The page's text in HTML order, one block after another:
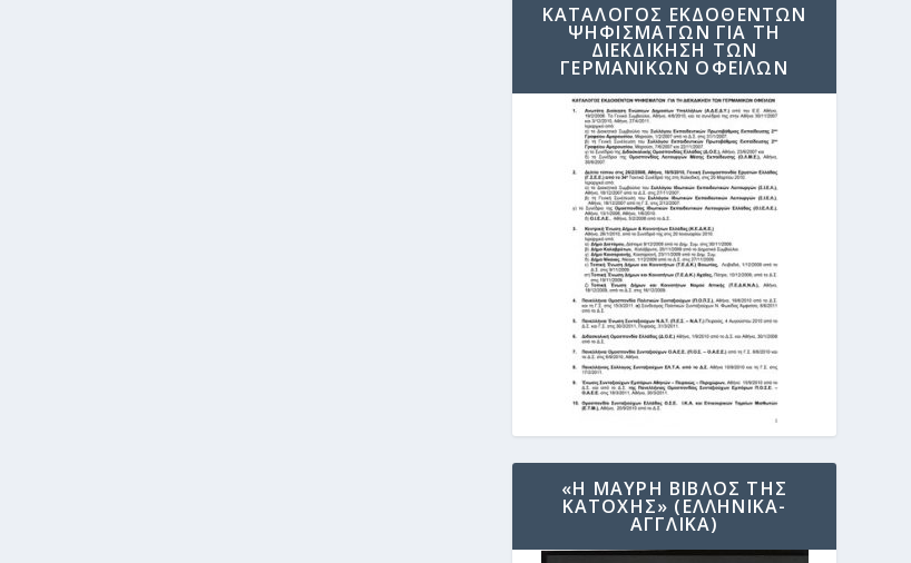
ΚΑΤΑΛΟΓΟΣ ΕΚΔΟΘΕΝΤΩΝ
ΨΗΦΙΣΜΑΤΩΝ ΓΙΑ ΤΗ
ΔΙΕΚΔΙΚΗΣΗ ΤΩΝ
ΓΕΡΜΑΝΙΚΩΝ ΟΦΕΙΛΩΝ
«Η ΜΑΥΡΗ ΒΙΒΛΟΣ ΤΗΣ
ΚΑΤΟΧΗΣ» (ΕΛΛΗΝΙΚΑ-
ΑΓΓΛΙΚΑ)